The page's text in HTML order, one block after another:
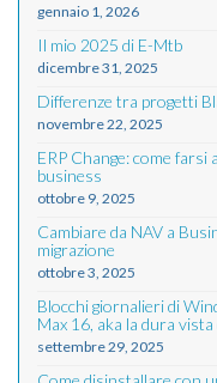
gennaio 1, 2026
Il mio 2025 di E-Mtb
dicembre 31, 2025
Differenze tra progetti
novembre 22, 2025
ERP Change: come
business
ottobre 9, 2025
Cambiare da NAV a
migrazione
ottobre 3, 2025
Blocchi giornalieri di
Max 16, aka la dura
settembre 29, 2025